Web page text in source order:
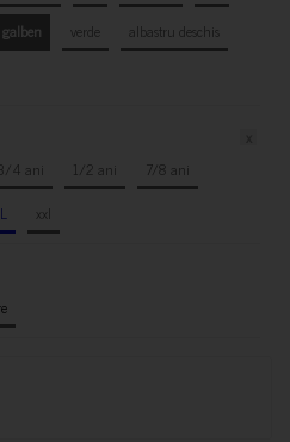
galben verde
albastru deschis
3/4 ani 1/2 ani
7/8 ani
L xxl